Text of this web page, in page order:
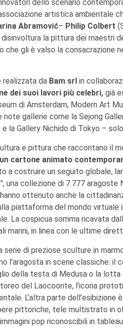
dello scenario
artistica ambientale
Abramović– Philip Colbert
la pittura dei maestri
che gli è valso la consacrazione
realizzata da Bam srl in
dei suoi lavori più celebri, già
di Amsterdam, Modern Art
gallerie come la Sejong
la Gallery Nichido di Tokyo –
e pittura che raccontano il
cartone animato
a costruire un seguito globale,
una collezione di 7.777
ottenuto anche la
piattaforma del mondo
La cospicua somma ricavata
marini, in linea con le ultime
serie di preziose sculture in
l’aragosta in scene classiche: il
della testa di Medusa o la lotta
del Laocoonte, l’icona
L’altra parte dell’esibizione
pittoriche, tele multistrato in
pop riconoscibili in